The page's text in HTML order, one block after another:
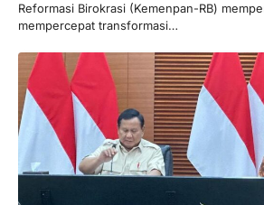
Reformasi Birokrasi (Kemenpan-RB)
mempercepat transformasi…